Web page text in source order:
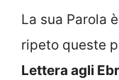
La sua Parola
ripeto queste
Lettera agli